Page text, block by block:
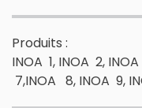
Produits :
INOA 1, INOA 2,
7,INOA 8, INOA 9,